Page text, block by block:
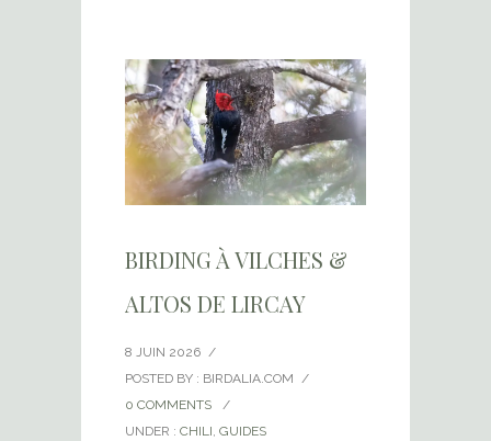
BIRDING À VILCHES &
ALTOS DE LIRCAY
8 JUIN 2026 /
POSTED BY : BIRDALIA.COM
/
0 COMMENTS
/
UNDER : CHILI GUIDES